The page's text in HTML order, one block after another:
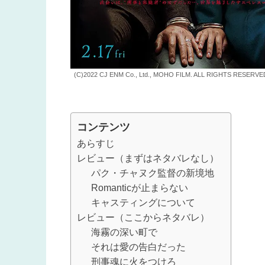
(C)2022 CJ ENM Co., Ltd., MOHO FILM. ALL RIGHTS
コンテンツ
あらすじ
レビュー（まずはネタバレなし）
パク・チャヌク監督の新境地
Romanticが止まらない
キャスティングについて
レビュー（ここからネタバレ）
海霧の深い町で
それは愛の告白だった
刑事魂に火をつけろ